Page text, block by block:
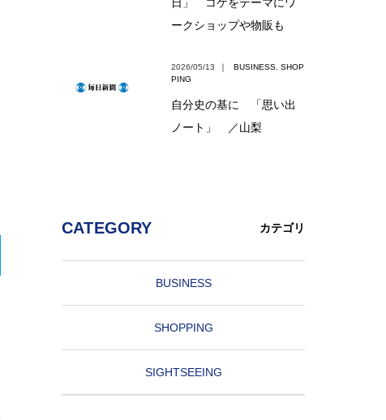
ークショップや物販も
2026/05/13 ｜ BUSINESS SHOP
PING
自分史の基に 「思い出
ノート」 ／山梨
CATEGORY カテゴリ
BUSINESS
SHOPPING
SIGHTSEEING